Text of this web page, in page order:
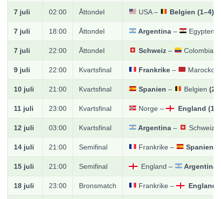
7 juli 02:00 Åttondel USA– Belgien (1–4)
7 juli 18:00 Åttondel Argentina – Egypten
7 juli 22:00 Åttondel Schweiz – Colombia
9 juli 22:00 Kvartsfinal Frankrike – Marocko
10 juli 21:00 Kvartsfinal Spanien – Belgien
11 juli 23:00 Kvartsfinal Norge – England
12 juli 03:00 Kvartsfinal Argentina – Schweiz
14 juli 21:00 Semifinal Frankrike – Spanien
15 juli 21:00 Semifinal England– Argentina
18 juli 23:00 Bronsmatch Frankrike – England